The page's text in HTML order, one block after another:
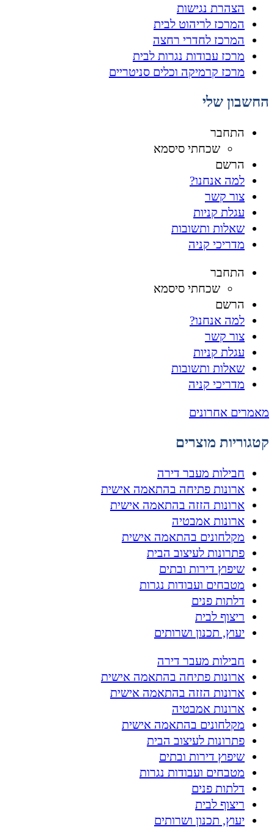
הצהרת נגישות
המרכז לריהוט לבית
המרכז לחדרי רחצה
מרכז עבודות נגרות לבית
מרכז קרמיקה וכלים סניטריים
החשבון שלי
התחבר
שכחתי סיסמא
הרשם
למה אנחנו?
צור קשר
עגלת קניות
שאלות ותשובות
מדריכי קניה
התחבר
שכחתי סיסמא
הרשם
למה אנחנו?
צור קשר
עגלת קניות
שאלות ותשובות
מדריכי קניה
מאמרים אחרונים
קטגוריות מוצרים
חבילות מעבר דירה
ארונות פתיחה בהתאמה אישית
ארונות הזזה בהתאמה אישית
ארונות אמבטיה
מקלחונים בהתאמה אישית
פתרונות לעיצוב הבית
שיפוץ דירות ובתים
מטבחים ועבודות נגרות
דלתות פנים
ריצוף לבית
יעוץ, תכנון ושרותים
חבילות מעבר דירה
ארונות פתיחה בהתאמה אישית
ארונות הזזה בהתאמה אישית
ארונות אמבטיה
מקלחונים בהתאמה אישית
פתרונות לעיצוב הבית
שיפוץ דירות ובתים
מטבחים ועבודות נגרות
דלתות פנים
ריצוף לבית
יעוץ, תכנון ושרותים